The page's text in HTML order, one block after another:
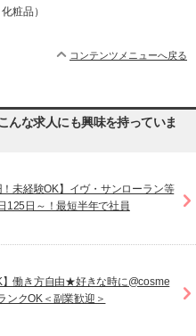
粧品）
コンテンツメニューへ戻る
んな求人にも興味を持っていま
！未経験OK】イヴ・サンローラン等
125日～！最短半年で社員
】働き方自由★好きな時に@cosme
ンクOK＜副業歓迎＞